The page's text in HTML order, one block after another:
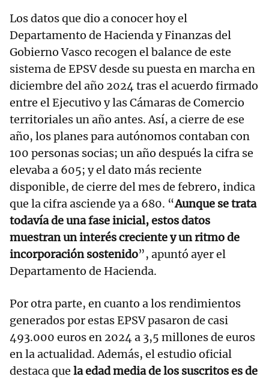
Los datos que dio a conocer hoy el
Departamento de Hacienda y Finanzas del
Gobierno Vasco recogen el balance de este
sistema de EPSV desde su puesta en marcha en
diciembre del año 2024 tras el acuerdo firmado
entre el Ejecutivo y las Cámaras de Comercio
territoriales un año antes. Así, a cierre de ese
año, los planes para autónomos contaban con
100 personas socias; un año después la cifra se
elevaba a 605; y el dato más reciente
disponible, de cierre del mes de febrero, indica
que la cifra asciende ya a 680. “Aunque se trata
todavía de una fase inicial, estos datos
muestran un interés creciente y un ritmo de
incorporación sostenido”, apuntó ayer el
Departamento de Hacienda.
Por otra parte, en cuanto a los rendimientos
generados por estas EPSV pasaron de casi
493.000 euros en 2024 a 3,5 millones de euros
en la actualidad. Además, el estudio oficial
destaca que la edad media de los suscritos es de